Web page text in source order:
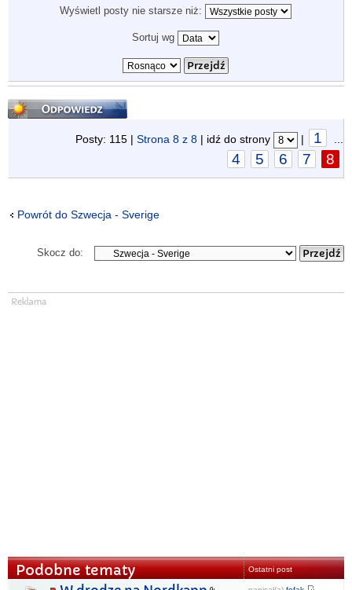
Wyświetl posty nie starsze niż:
Sortuj wg
Odpowiedz
Posty: 115 | Strona 8 z 8 | idź do strony | 1 ...
4 5 6 7 8
Powrót do Szwecja - Sverige
Skocz do:
Podobne tematy Ostatni post